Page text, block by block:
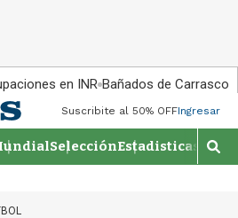
en INR Bañados de Carrasco
Suscribite al 50% OFFIngresar
SelecciónEstadisticas
M
o